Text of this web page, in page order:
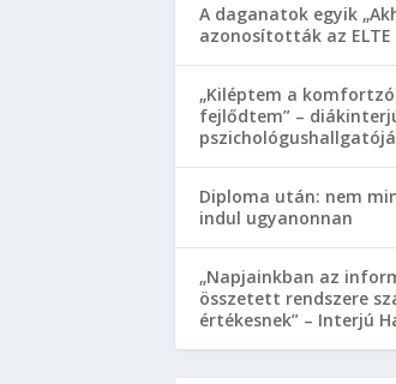
A daganatok egyik
azonosították az
„Kiléptem a
fejlődtem” –
Diploma után: nem
indul ugyanonnan
„Napjainkban az
összetett rendszere
értékesnek” – Interjú